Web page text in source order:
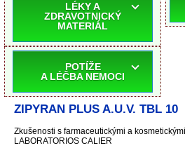
LÉKY A
ZDRAVOTNICKÝ
MATERIÁL
POTÍŽE
A LÉČBA NEMOCI
ZIPYRAN PLUS A.U.V. TBL 10
Zkušenosti s farmaceutickými a
LABORATORIOS CALIER